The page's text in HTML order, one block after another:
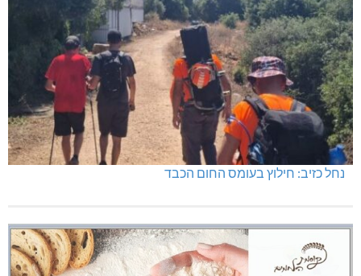
נחל כזיב: חילוץ בעומס החום הכבד